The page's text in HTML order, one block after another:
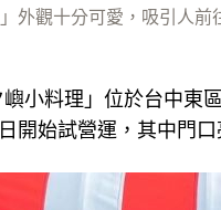
外觀十分可愛，吸引人前
小料理」位於台中東
開始試營運，其中門